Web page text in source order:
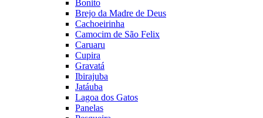
Bonito
Brejo da Madre de Deus
Cachoeirinha
Camocim de São Felix
Caruaru
Cupira
Gravatá
Ibirajuba
Jatáuba
Lagoa dos Gatos
Panelas